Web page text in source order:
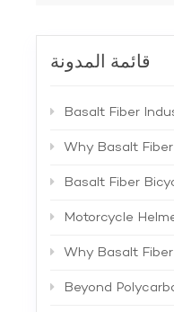
قائمة المدونة
Basalt Fiber Industry Trends: Driving the
Why Basalt Fiber Is
Basalt Fiber Bicycle Helmets: The
Motorcycle Helmet OEM/ODM: The Complete B2B
Why Basalt Fiber Is the Next-
Beyond Polycarbonate: Why Basalt Fiber Is